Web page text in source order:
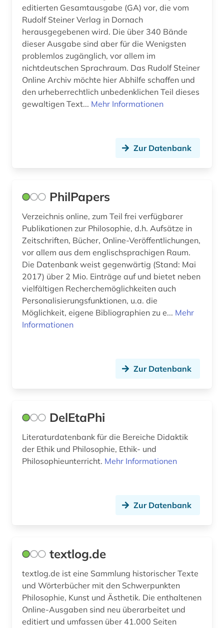
science-fiction-studien (1)
semantik (1)
sikhismus (1)
skeptizismus (1)
sowjetunion (1)
sozialphilosophie (1)
spinoza (1)
sprache (2)
sprachphilosophie (1)
sprachwissenschaft (1)
stilistik (1)
technik (3)
technologie (1)
theodor w. (1)
tiere (1)
universitätsgeschichte (1)
unterhaltung (1)
editierten Gesamtausgabe (GA) vor, die vom
Rudolf Steiner Verlag in Dornach
herausgegebenen wird. Die über 340 Bände
dieser Ausgabe sind aber für die Wenigsten
problemlos zugänglich, vor allem im
nichtdeutschen Sprachraum. Das Rudolf Steiner
Online Archiv möchte hier Abhilfe schaffen und
den urheberrechtlich unbedenklichen Teil dieses
gewaltigen Text... Mehr Informationen
Zur Datenbank
PhilPapers
Verzeichnis online, zum Teil frei verfügbarer
Publikationen zur Philosophie, d.h. Aufsätze in
Zeitschriften, Bücher, Online-Veröffentlichungen,
vor allem aus dem englischsprachigen Raum.
Die Datenbank weist gegenwärtig (Stand: Mai
2017) über 2 Mio. Einträge auf und bietet neben
vielfältigen Recherchemöglichkeiten auch
Personalisierungsfunktionen, u.a. die
Möglichkeit, eigene Bibliographien zu e... Mehr
Informationen
Zur Datenbank
DelEtaPhi
Literaturdatenbank für die Bereiche Didaktik
der Ethik und Philosophie, Ethik- und
Philosophieunterricht. Mehr Informationen
Zur Datenbank
textlog.de
textlog.de ist eine Sammlung historischer Texte
und Wörterbücher mit den Schwerpunkten
Philosophie, Kunst und Ästhetik. Die enthaltenen
Online-Ausgaben sind neu überarbeitet und
editiert und umfassen über 41.000 Seiten